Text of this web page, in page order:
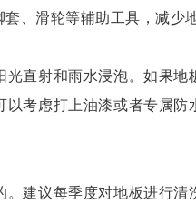
、滑轮等辅助工具，减少
直射和雨水浸泡。如果地
考虑打上油漆或者专属防
建议每季度对地板进行清